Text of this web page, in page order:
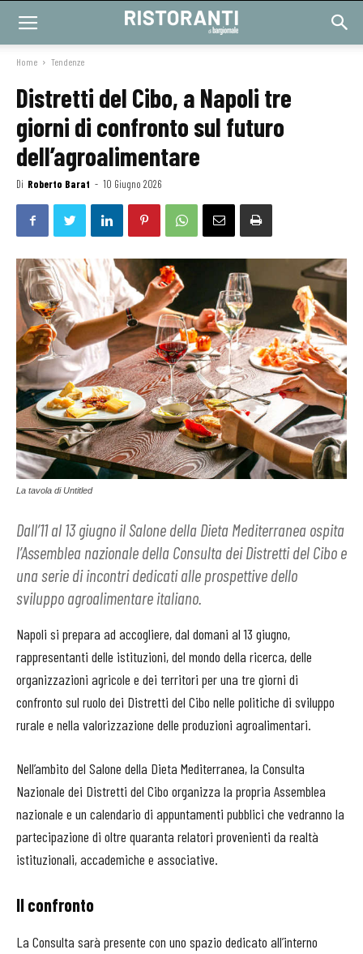
Home Tendenze
Distretti del Cibo, a Napoli tre
giorni di confronto sul futuro
dell’agroalimentare
Di Roberto Barat - 10 Giugno 2026
La tavola di Untitled
Dall’11 al 13 giugno il Salone della Dieta Mediterranea ospita
l’Assemblea nazionale della Consulta dei Distretti del Cibo e
una serie di incontri dedicati alle prospettive dello
sviluppo agroalimentare italiano.
Napoli si prepara ad accogliere, dal domani al 13 giugno,
rappresentanti delle istituzioni, del mondo della ricerca, delle
organizzazioni agricole e dei territori per una tre giorni di
confronto sul ruolo dei Distretti del Cibo nelle politiche di sviluppo
rurale e nella valorizzazione delle produzioni agroalimentari.
Nell’ambito del Salone della Dieta Mediterranea, la Consulta
Nazionale dei Distretti del Cibo organizza la propria Assemblea
nazionale e un calendario di appuntamenti pubblici che vedranno la
partecipazione di oltre quaranta relatori provenienti da realtà
istituzionali, accademiche e associative.
Il confronto
La Consulta sarà presente con uno spazio dedicato all’interno